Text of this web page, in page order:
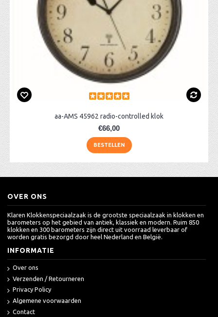
aa-AMS 45962 radio-controlled klok
€66,00
BESTELLEN
OVER ONS
Klaren Klokkenspeciaalzaak is de grootste speciaalzaak in klokken en
barometers op het gebied van antiek, klassiek en modern. Ruim 850
klokken en 300 barometers zijn direct uit voorraad leverbaar of
worden gratis bezorgd door heel Nederland en België.
INFORMATIE
Over ons
Verzenden / Retourneren
Privacy Policy
Algemene voorwaarden
Contact